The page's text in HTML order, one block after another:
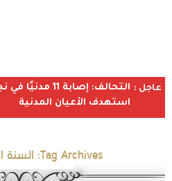
عاجل :
التحالف: إصابة
استهدف الأعيان المدنية
Tag Archives: السنة